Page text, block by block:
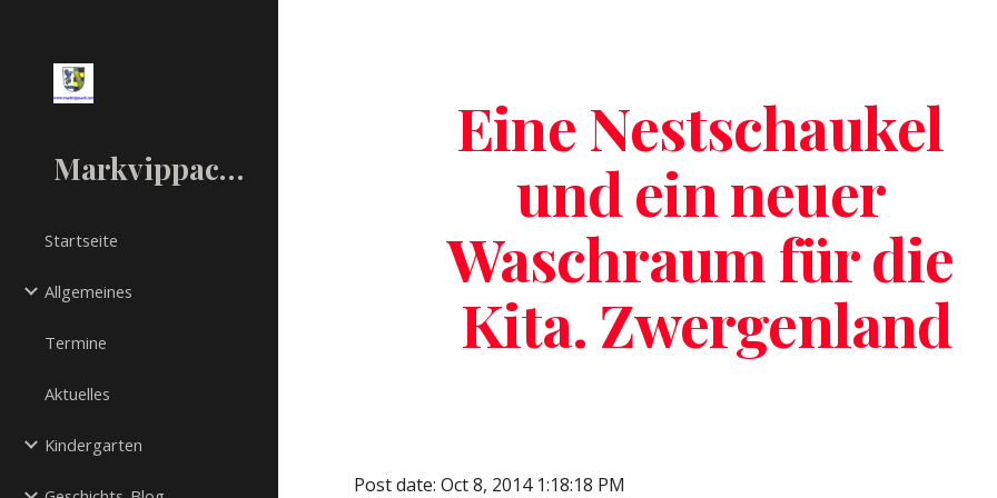
Markvippach.net
Startseite
Allgemeines
Termine
Aktuelles
Kindergarten
Eine Nestschaukel
und ein neuer
Waschraum für die
Kita. Zwergenland
Post date: Oct 8, 2014 1:18:18 PM